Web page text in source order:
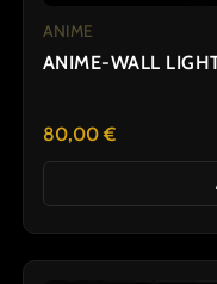
ANIME
ANIME-WALL
80,00€